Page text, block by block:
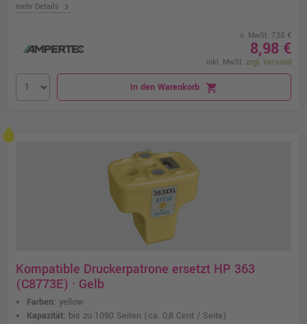
mehr Details chevron_right
o. MwSt. 7,55 €
8,98 €
inkl. MwSt. zzgl. Versand
In den Warenkorb shopping_cart
Kompatible Druckerpatrone ersetzt HP 363
(C8773E) · Gelb
Farben: yellow
Kapazität: bis zu 1090 Seiten (ca. 0,8 Cent / Seite)